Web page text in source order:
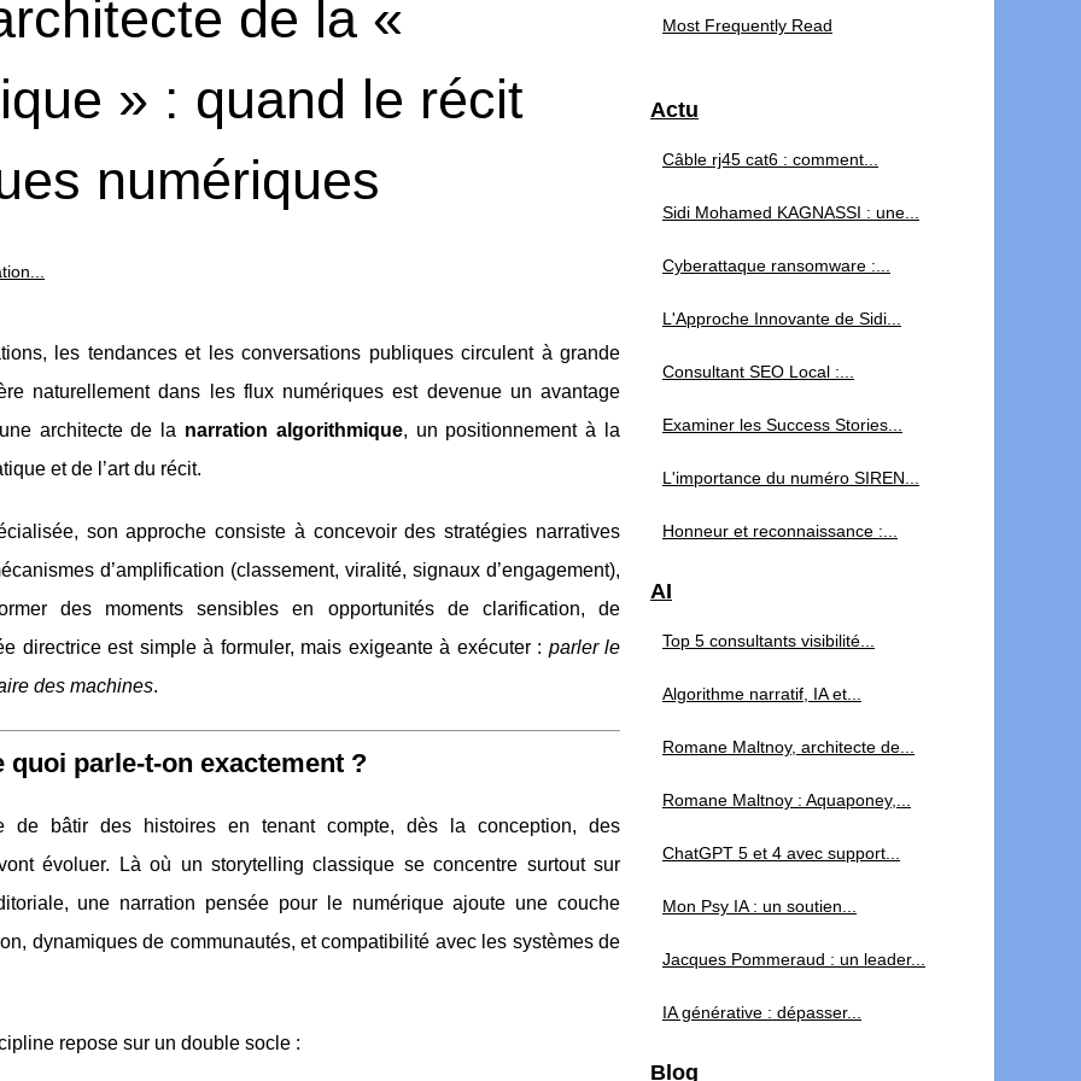
de la «
» : quand le récit
numériques
les tendances et les conversations publiques circulent à grande
naturellement dans les flux numériques est devenue un avantage
architecte de la narration algorithmique, un positionnement à la
et de l’art du récit.
son approche consiste à concevoir des stratégies narratives
d’amplification (classement, viralité, signaux d’engagement),
des moments sensibles en opportunités de clarification, de
directrice est simple à formuler, mais exigeante à exécuter : parler le
des machines.
parle-t-on exactement ?
de bâtir des histoires en tenant compte, dès la conception, des
évoluer. Là où un storytelling classique se concentre surtout sur
une narration pensée pour le numérique ajoute une couche
dynamiques de communautés, et compatibilité avec les systèmes de
repose sur un double socle :
Most Frequently Read
Actu
Câble rj45 cat6 : comment...
Sidi Mohamed KAGNASSI : une...
Cyberattaque ransomware :...
L'Approche Innovante de Sidi...
Consultant SEO Local :...
Examiner les Success Stories...
L'importance du numéro SIREN...
Honneur et reconnaissance :...
AI
Top 5 consultants visibilité...
Algorithme narratif, IA et...
Romane Maltnoy, architecte de...
Romane Maltnoy : Aquaponey,...
ChatGPT 5 et 4 avec support...
Mon Psy IA : un soutien...
Jacques Pommeraud : un leader...
IA générative : dépasser...
Blog